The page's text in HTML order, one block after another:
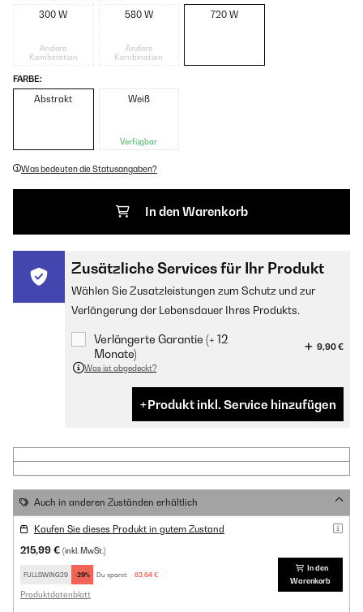
300 W
Andere
Kombination
580 W
Andere
Kombination
720 W
FARBE:
Abstrakt Weiß
Verfügbar
Was bedeuten die Statusangaben?
In den Warenkorb
Zusätzliche Services für Ihr Produkt
Wählen Sie Zusatzleistungen zum Schutz und zur
Verlängerung der Lebensdauer Ihres Produkts.
Verlängerte Garantie (+ 12
Monate)
9,90 €
Was ist abgedeckt?
Produkt inkl. Service hinzufügen
Auch in anderen Zuständen erhältlich
Kaufen Sie dieses Produkt in gutem Zustand
215,99 € (inkl. MwSt.)
FULLSWING29 -29% Du sparst: 62,64 €
Produktdatenblatt
In den
Warenkorb